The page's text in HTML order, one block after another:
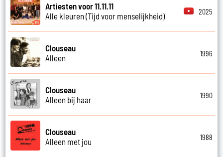
Artiesten voor 11.11.11
Alle kleuren (Tijd voor menselijkheid)
2025
Clouseau
Alleen
1996
Clouseau
Alleen bij haar
1990
Clouseau
Alleen met jou
1988